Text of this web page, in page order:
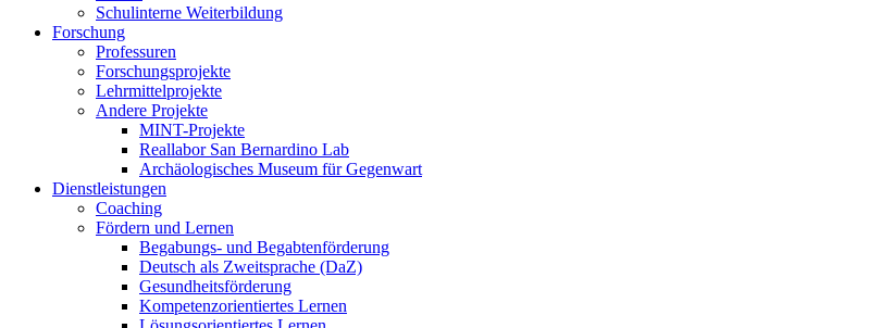
Schulinterne Weiterbildung
Forschung
Professuren
Forschungsprojekte
Lehrmittelprojekte
Andere Projekte
MINT-Projekte
Reallabor San Bernardino Lab
Archäologisches Museum für Gegenwart
Dienstleistungen
Coaching
Fördern und Lernen
Begabungs- und Begabtenförderung
Deutsch als Zweitsprache (DaZ)
Gesundheitsförderung
Kompetenzorientiertes Lernen